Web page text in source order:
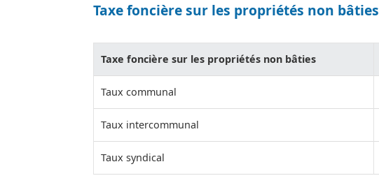
Taxe foncière sur les propriétés non bâties
Taxe foncière sur les propriétés non bâties
Taux communal
Taux intercommunal
Taux syndical